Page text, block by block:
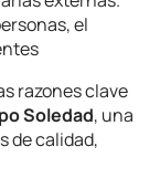
el
razones clave
Soledad, una
de calidad,